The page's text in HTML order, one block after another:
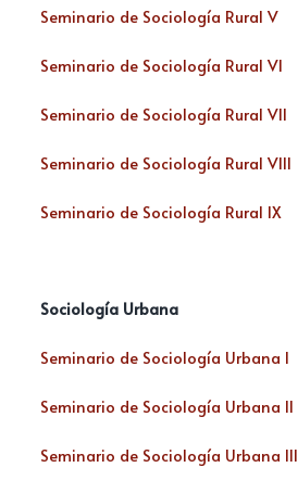
Seminario de Sociología Rural V
Seminario de Sociología Rural VI
Seminario de Sociología Rural VII
Seminario de Sociología Rural VIII
Seminario de Sociología Rural IX
Sociología Urbana
Seminario de Sociología Urbana I
Seminario de Sociología Urbana II
Seminario de Sociología Urbana III